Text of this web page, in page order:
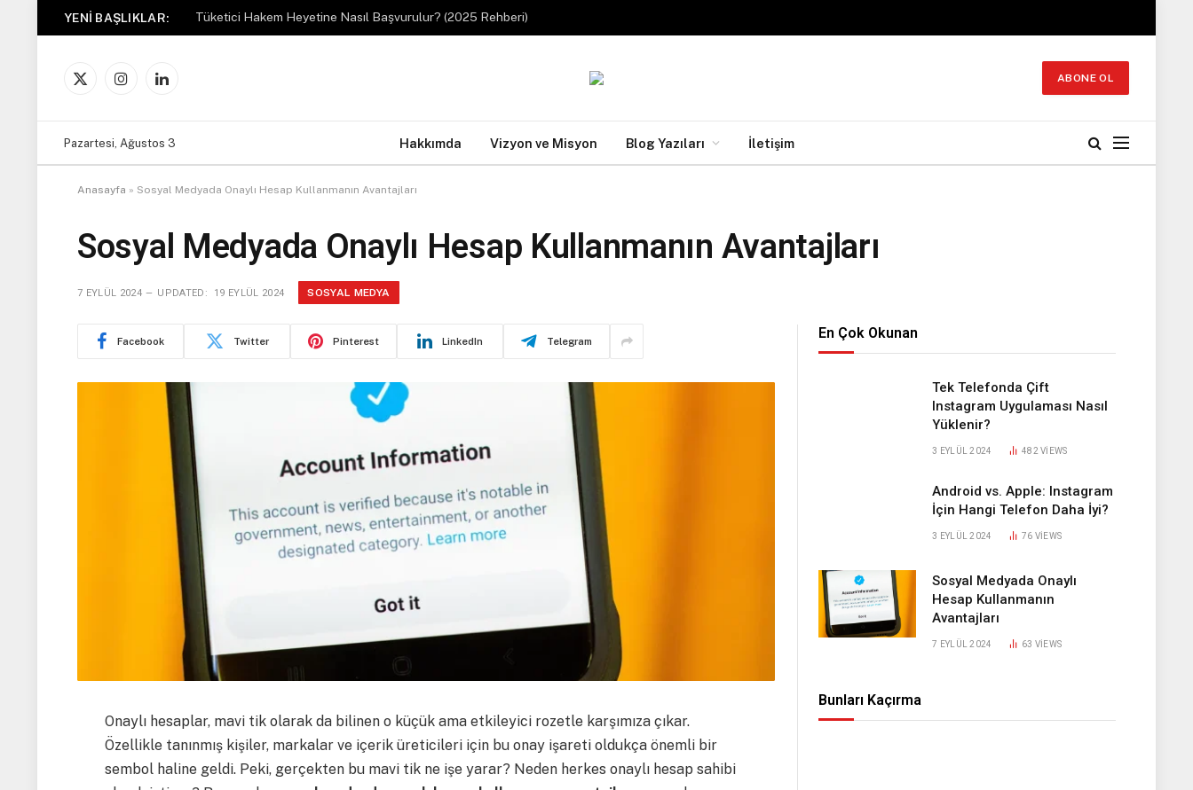
YENI BAŞLIKLAR: Tüketici Hakem Heyetine Nasıl Başvurulur? (2025 Rehberi)
X
InstagramLinkedIn
ABONE OL
Pazartesi, Ağustos 3 Hakkımda Vizyon ve Misyon Blog Yazıları İletişim
Anasayfa » Sosyal Medyada Onaylı Hesap Kullanmanın Avantajları
Sosyal Medyada Onaylı Hesap Kullanmanın Avantajları
7 EYLÜL 2024 UPDATED: 19 EYLÜL 2024 SOSYAL MEDYA
Facebook Twitter Pinterest LinkedIn Telegram
Onaylı hesaplar, mavi tik olarak da bilinen o küçük ama etkileyici rozetle karşımıza çıkar.
Özellikle tanınmış kişiler, markalar ve içerik üreticileri için bu onay işareti oldukça önemli bir
sembol haline geldi. Peki, gerçekten bu mavi tik ne işe yarar? Neden herkes onaylı hesap sahibi
En Çok Okunan
Tek Telefonda Çift
Instagram Uygulaması Nasıl
Yüklenir?
3 EYLÜL 2024 482VIEWS
Android vs. Apple: Instagram
İçin Hangi Telefon Daha İyi?
3 EYLÜL 2024 76 VIEWS
Sosyal Medyada Onaylı
Hesap Kullanmanın
Avantajları
7 EYLÜL 2024 63 VIEWS
Bunları Kaçırma